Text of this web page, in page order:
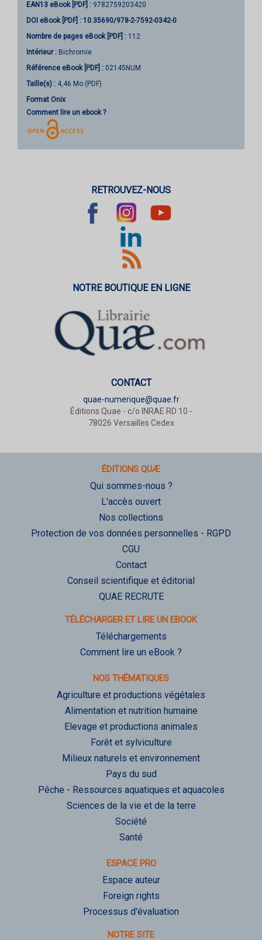
EAN13 eBook [PDF] : 9782759203420
DOI eBook [PDF] : 10.35690/978-2-7592-0342-0
Nombre de pages eBook [PDF] : 112
Intérieur : Bichromie
Référence eBook [PDF] : 02145NUM
Taille(s) : 4,46 Mo (PDF)
Format Onix
Comment lire un ebook ?
RETROUVEZ-NOUS
NOTRE BOUTIQUE EN LIGNE
CONTACT
quae-numerique@quae.fr
Éditions Quae - c/o INRAE RD 10 -
78026 Versailles Cedex
ÉDITIONS QUÆ
Qui sommes-nous ?
L'accès ouvert
Nos collections
Protection de vos données personnelles - RGPD
CGU
Contact
Conseil scientifique et éditorial
QUAE RECRUTE
TÉLÉCHARGER ET LIRE UN EBOOK
Téléchargements
Comment lire un eBook ?
NOS THÉMATIQUES
Agriculture et productions végétales
Alimentation et nutrition humaine
Elevage et productions animales
Forêt et sylviculture
Milieux naturels et environnement
Pays du sud
Pêche - Ressources aquatiques et aquacoles
Sciences de la vie et de la terre
Société
Santé
ESPACE PRO
Espace auteur
Foreign rights
Processus d'évaluation
NOTRE SITE